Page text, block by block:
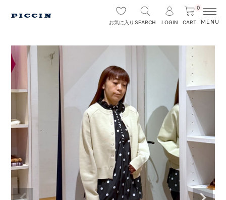
お気に入り SEARCH LOGIN
0
CART